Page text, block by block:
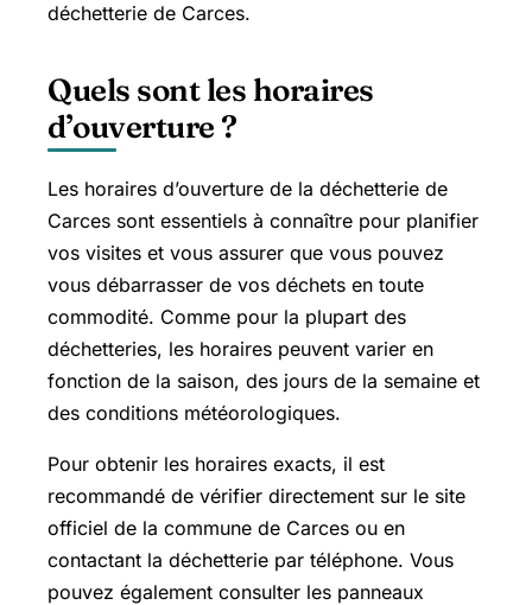
déchetterie de Carces.
Quels sont les horaires
d’ouverture ?
Les horaires d’ouverture de la déchetterie de
Carces sont essentiels à connaître pour planifier
vos visites et vous assurer que vous pouvez
vous débarrasser de vos déchets en toute
commodité. Comme pour la plupart des
déchetteries, les horaires peuvent varier en
fonction de la saison, des jours de la semaine et
des conditions météorologiques.
Pour obtenir les horaires exacts, il est
recommandé de vérifier directement sur le site
officiel de la commune de Carces ou en
contactant la déchetterie par téléphone. Vous
pouvez également consulter les panneaux